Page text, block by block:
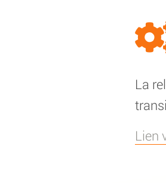
La
Lien